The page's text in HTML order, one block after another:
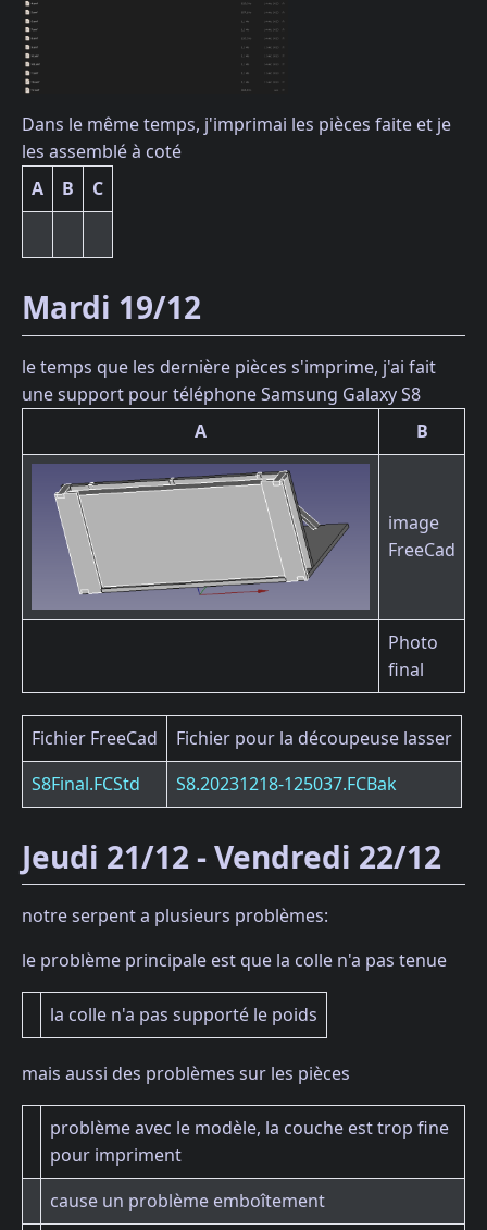
Dans le même temps, j'imprimai les pièces faite et je
les assemblé à coté
A
B C
Mardi 19/12
le temps que les dernière pièces s'imprime, j'ai fait
une support pour téléphone Samsung Galaxy S8
A
B
image
FreeCad
Photo
final
Fichier FreeCad
Fichier pour la découpeuse lasser
S8Final.FCStd
S8.20231218-125037.FCBak
Jeudi 21/12 - Vendredi 22/12
notre serpent a plusieurs problèmes:
le problème principale est que la colle n'a pas tenue
la colle n'a pas supporté le poids
mais aussi des problèmes sur les pièces
problème avec le modèle, la couche est trop fine
pour impriment
cause un problème emboîtement